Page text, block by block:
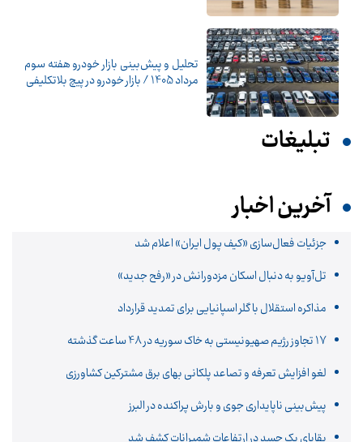
تحلیل و پیش‌بینی بازار خودرو هفته سوم
مرداد 1405 / بازار خودرو در پیچ بلاتکلیفی
تبلیغات
آخرین اخبار
جزئیات فعال‌سازی «کیف پول ایران» اعلام شد
تل‌آویو به دنبال اسکان مزدورانش در «رفح جدید»
مذاکره استقلال با گلر اسپانیایی برای تمدید قرارداد
17 تجاوز رژیم صهیونیستی به خاک سوریه در 48 ساعت گذشته
لغو افزایش تعرفه و تصاعد پلکانی بهای برق مشترکین کشاورزی
پیش‌بینی ناپایداری جوی و بارش پراکنده در البرز
بقایای یک جسد در ارتفاعات شمیرانات کشف شد